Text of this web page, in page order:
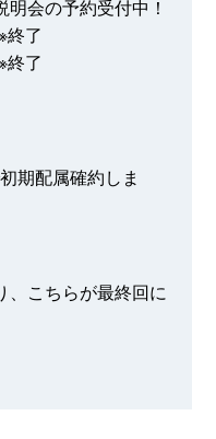
明会の予約受付中！
了
了
期配属確約しま
、こちらが最終回に